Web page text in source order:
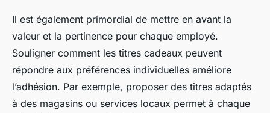
Il est également primordial de mettre en avant la
valeur et la pertinence pour chaque employé.
Souligner comment les titres cadeaux peuvent
répondre aux préférences individuelles améliore
l’adhésion. Par exemple, proposer des titres adaptés
à des magasins ou services locaux permet à chaque